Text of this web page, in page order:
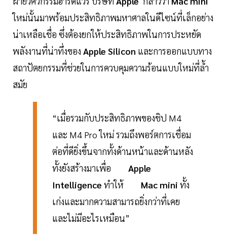
ใหม่นั้นมาพร้อมประสิทธิภาพมหาศาลในดีไซน์ที่เล็กอย่าง
น่าเหลือเชื่อ ซึ่งต้องยกให้ประสิทธิภาพในการประหยัด
พลังงานที่น่าทึ่งของ Apple Silicon และการออกแบบทาง
สถาปัตยกรรมที่ช่วยในการควบคุมความร้อนแบบใหม่ที่ล้ำ
สมัย
“เมื่อรวมกับประสิทธิภาพของชิป M4
และ M4 Pro ใหม่ รวมถึงพอร์ตการเชื่อม
ต่อที่ดียิ่งขึ้นจากทั้งด้านหน้าและด้านหลัง
ทั้งยังสร้างมาเพื่อ
Apple
Intelligence ทำให้ Mac mini ทั้ง
เก่งและมากความสามารถยิ่งกว่าที่เคย
และไม่มีอะไรเหมือน”